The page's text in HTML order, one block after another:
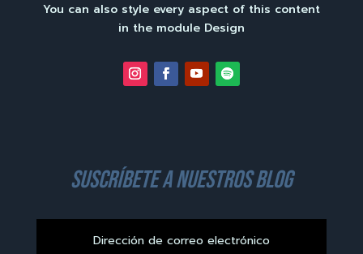
You can also style every aspect of this content
in the module Design
suscríbete a nuestros blog